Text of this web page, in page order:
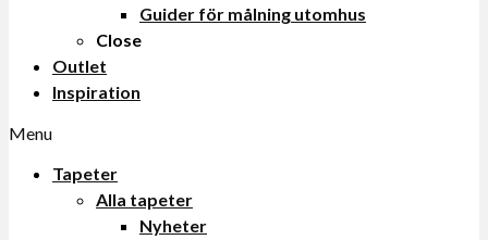
Guider för målning utomhus
Close
Outlet
Inspiration
Menu
Tapeter
Alla tapeter
Nyheter